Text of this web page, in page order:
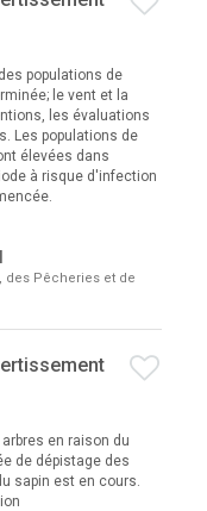
populations de
le vent et la
les évaluations
Les populations de
élevées dans
à risque d'infection
des Pêcheries et de
en raison du
de dépistage des
sapin est en cours.